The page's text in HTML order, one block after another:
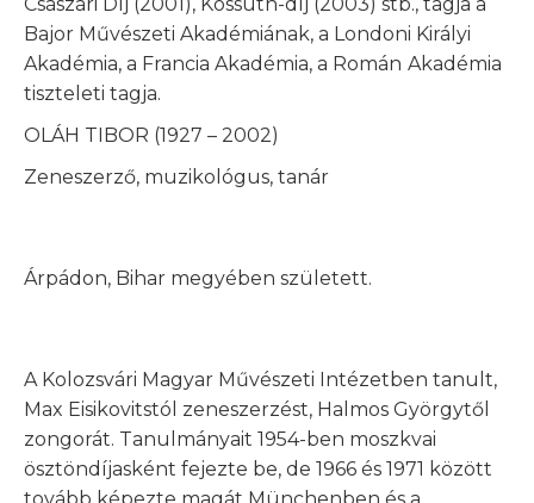
Bajor Művészeti Akadémiának, a Londoni Királyi
Akadémia, a Francia Akadémia, a Román Akadémia
tiszteleti tagja.
OLÁH TIBOR (1927 – 2002)
Zeneszerző, muzikológus, tanár
Árpádon, Bihar megyében született.
A Kolozsvári Magyar Művészeti Intézetben tanult,
Max Eisikovitstól zeneszerzést, Halmos Györgytől
zongorát. Tanulmányait 1954-ben moszkvai
ösztöndíjasként fejezte be, de 1966 és 1971 között